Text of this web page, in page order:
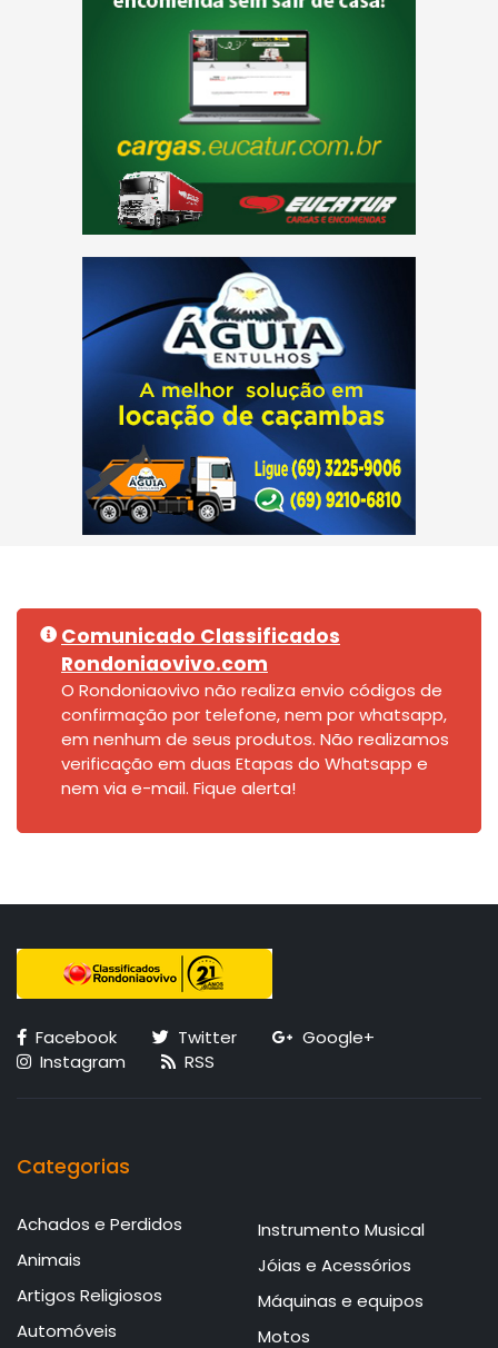
Comunicado Classificados
Rondoniaovivo.com
O Rondoniaovivo não realiza envio códigos de
confirmação por telefone, nem por whatsapp,
em nenhum de seus produtos. Não realizamos
verificação em duas Etapas do Whatsapp e
nem via e-mail. Fique alerta!
Facebook Twitter
Google+
Instagram
RSS
Categorias
Achados e Perdidos
Animais
Artigos Religiosos
Automóveis
Instrumento Musical
Jóias e Acessórios
Máquinas e equipos
Motos